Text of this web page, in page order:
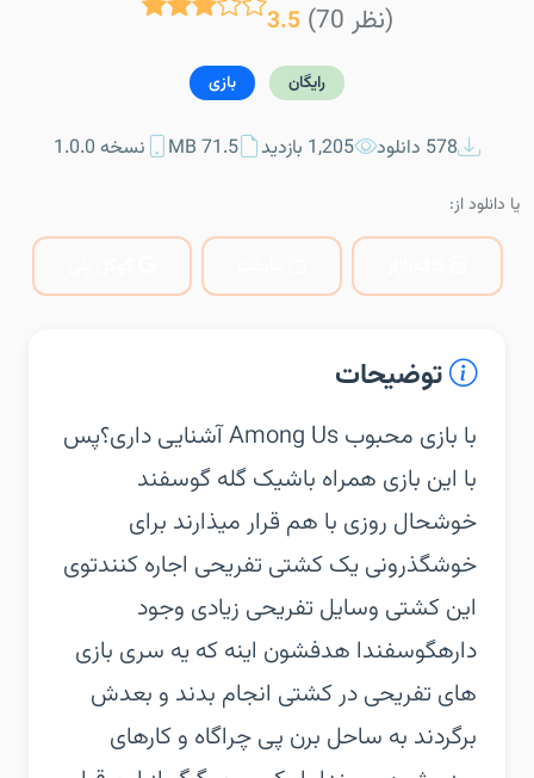
3.5 (70 نظر)
رایگان بازی
578 دانلود 1,205 بازدید 71.5 MB نسخه 1.0.0
یا دانلود از:
توضیحات
‏‏با بازی محبوب Among Us آشنایی داری؟‏پس
با این بازی همراه باش‏یک گله گوسفند
خوشحال روزی با هم قرار میذارند برای
خوشگذرونی یک کشتی تفریحی اجاره کنند‏توی
این کشتی وسایل تفریحی زیادی وجود
داره‏گوسفندا هدفشون اینه که یه سری بازی
های تفریحی در کشتی انجام بدند و بعدش
برگردند به ساحل برن پی چراگاه و کارهای